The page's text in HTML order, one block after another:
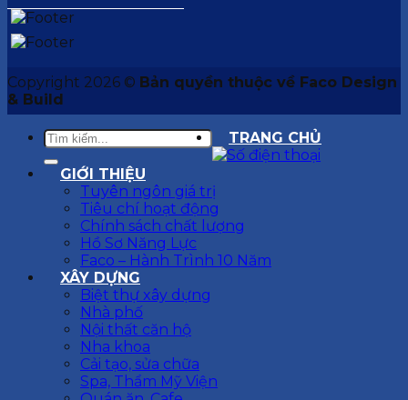
Copyright 2026 © Bản quyền thuộc về Faco Design
& Build
TRANG CHỦ
GIỚI THIỆU
Tuyên ngôn giá trị
Tiêu chí hoạt động
Chính sách chất lượng
Hồ Sơ Năng Lực
Faco – Hành Trình 10 Năm
XÂY DỰNG
Biệt thự xây dựng
Nhà phố
Nội thất căn hộ
Nha khoa
Cải tạo, sửa chữa
Spa, Thẩm Mỹ Viện